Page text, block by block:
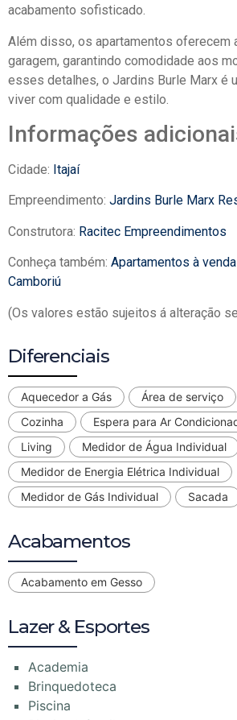
acabamento sofisticado.
Além disso, os apartamentos oferecem
garagem, garantindo comodidade aos
esses detalhes, o Jardins Burle Marx é
viver com qualidade e estilo.
Informações
Cidade: Itajaí
Empreendimento: Jardins Burle Marx
Construtora: Racitec Empreendimentos
Conheça também: Apartamentos à
Camboriú
(Os valores estão sujeitos á alteração
Diferenciais
Aquecedor a Gás Área de serviço
Cozinha
Espera para Ar
Living
Medidor de Água Individual
Medidor de Energia Elétrica Individual
Medidor de Gás Individual
Sacada
Acabamentos
Acabamento em Gesso
Lazer & Esportes
Academia
Brinquedoteca
Piscina